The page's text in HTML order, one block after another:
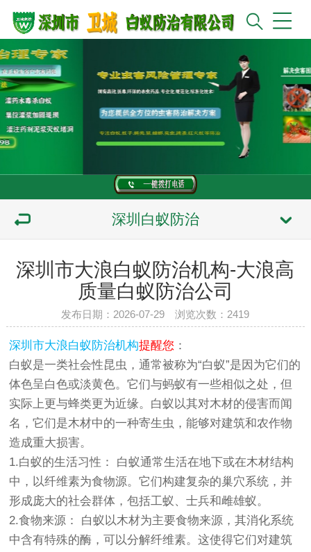
深圳白蚁防治
深圳市大浪白蚁防治机构-大浪高
质量白蚁防治公司
发布日期：2026-07-29 浏览次数： 2419
深圳市大浪白蚁防治机构提醒您 ：
白蚁是一类社会性昆虫，通常被称为“白蚁”是因为它们的
体色呈白色或淡黄色。它们与蚂蚁有一些相似之处，但
实际上更与蜂类更为近缘。白蚁以其对木材的侵害而闻
名，它们是木材中的一种寄生虫，能够对建筑和农作物
造成重大损害。
1.白蚁的生活习性： 白蚁通常生活在地下或在木材结构
中，以纤维素为食物源。它们构建复杂的巢穴系统，并
形成庞大的社会群体，包括工蚁、士兵和雌雄蚁。
2.食物来源： 白蚁以木材为主要食物来源，其消化系统
中含有特殊的酶，可以分解纤维素。这使得它们对建筑